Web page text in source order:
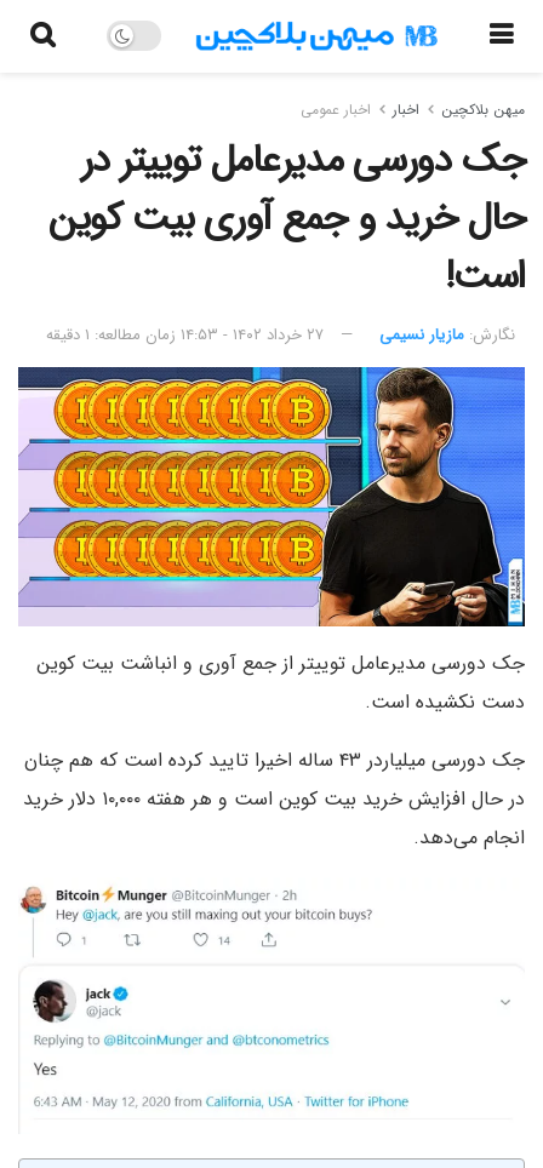
میهن بلاکچین اخبار اخبار عمومی
جک دورسی مدیرعامل توییتر در
حال خرید و جمع آوری بیت کوین
است!
نگارش:‌ مازیار نسیمی ۲۷ خرداد ۱۴۰۲ - ۱۴:۵۳ زمان مطالعه: ۱ دقیقه
جک دورسی مدیرعامل توییتر از جمع آوری و انباشت بیت کوین
دست نکشیده است.
جک دورسی میلیاردر ۴۳ ساله اخیرا تایید کرده است که هم چنان
در حال افزایش خرید بیت کوین است و هر هفته ۱۰,۰۰۰ دلار خرید
انجام می‌دهد.